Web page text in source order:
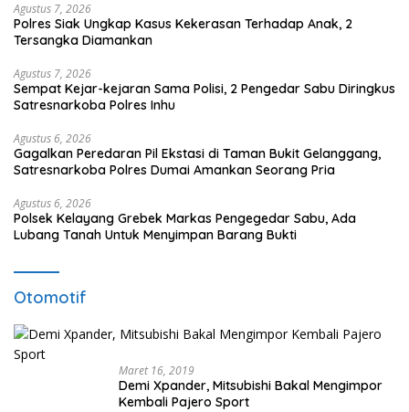
Agustus 7, 2026
Polres Siak Ungkap Kasus Kekerasan Terhadap Anak, 2
Tersangka Diamankan
Agustus 7, 2026
Sempat Kejar-kejaran Sama Polisi, 2 Pengedar Sabu Diringkus
Satresnarkoba Polres Inhu
Agustus 6, 2026
Gagalkan Peredaran Pil Ekstasi di Taman Bukit Gelanggang,
Satresnarkoba Polres Dumai Amankan Seorang Pria
Agustus 6, 2026
Polsek Kelayang Grebek Markas Pengegedar Sabu, Ada
Lubang Tanah Untuk Menyimpan Barang Bukti
Otomotif
Maret 16, 2019
Demi Xpander, Mitsubishi Bakal Mengimpor
Kembali Pajero Sport